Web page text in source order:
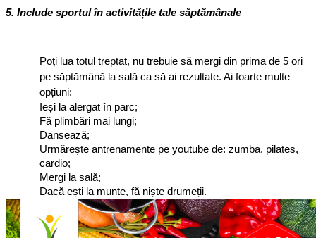
5. Include sportul în activitățile tale săptămânale
Poți lua totul treptat, nu trebuie să mergi din prima de 5 ori
pe săptămână la sală ca să ai rezultate. Ai foarte multe
opțiuni:
Ieși la alergat în parc;
Fă plimbări mai lungi;
Dansează;
Urmărește antrenamente pe youtube de: zumba, pilates,
cardio;
Mergi la sală;
Dacă ești la munte, fă niște drumeții.